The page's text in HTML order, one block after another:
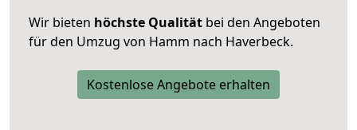
Wir bieten höchste Qualität bei den Angeboten
für den Umzug von Hamm nach Haverbeck.
Kostenlose Angebote erhalten